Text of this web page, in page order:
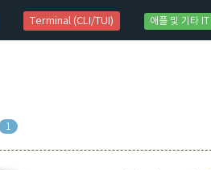
Terminal (CLI/TUI) 애플 및 기타 IT
1